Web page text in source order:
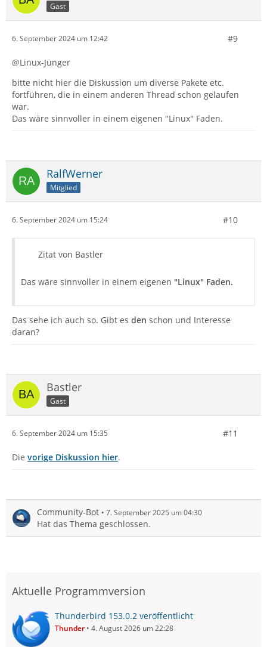
Gast
6. September 2024 um 12:42 #9
@Linux-Jünger
bitte nicht hier die Diskussion um diverse Pakete etc.
fortführen, die in einem anderen Thread schon gelaufen
war.
Das wäre sinnvoller in einem eigenen "Linux" Faden.
RalfWerner
Mitglied
6. September 2024 um 15:24 #10
Zitat von Bastler
Das wäre sinnvoller in einem eigenen "Linux" Faden.
Das sehe ich auch so. Gibt es den schon und Interesse
daran?
Bastler
Gast
6. September 2024 um 15:35 #11
Die vorige Diskussion hier.
Community-Bot 7. September 2025 um 04:30
Hat das Thema geschlossen.
Aktuelle Programmversion
Thunderbird 153.0.2 veröffentlicht
Thunder 4. August 2026 um 22:28